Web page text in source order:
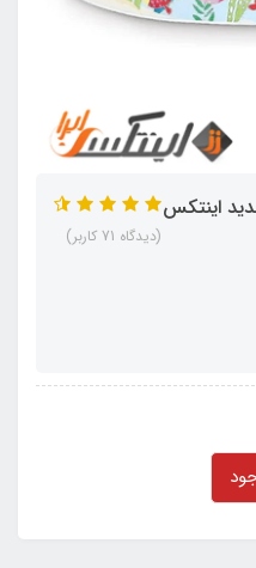
(دیدگاه 71 کاربر)